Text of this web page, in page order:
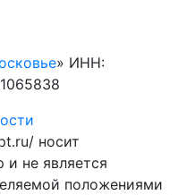
» ИНН:
носит
не является
положениями